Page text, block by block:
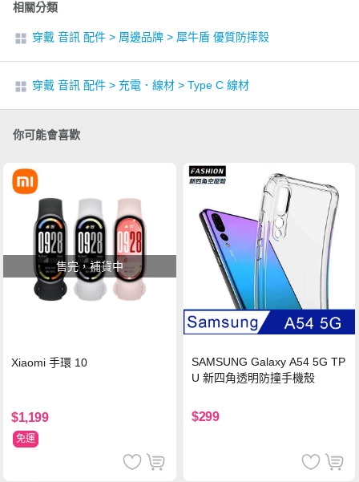
相關分類
穿戴 音訊 配件 > 周邊品牌 > 犀牛盾 優質防摔殼
穿戴 音訊 配件 > 充電．線材 > Type C 線材
你可能會喜歡
售完，補貨中
Xiaomi 手環 10
$1,199
免運
SAMSUNG Galaxy A54 5G TP
U 新四角透明防撞手機殼
$299